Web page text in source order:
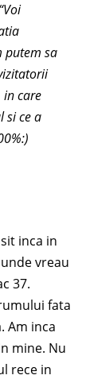
putem sa
in care
si ce a
inca in
vreau
37.
fata
Am inca
mine. Nu
rece in